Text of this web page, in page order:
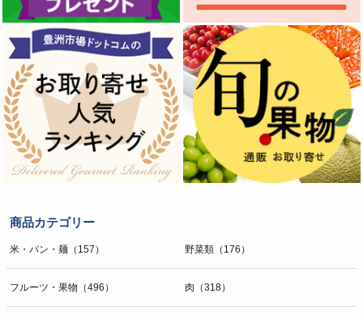
商品カテゴリー
米・パン・麺（157） 野菜類（176）
フルーツ・果物（496） 肉（318）